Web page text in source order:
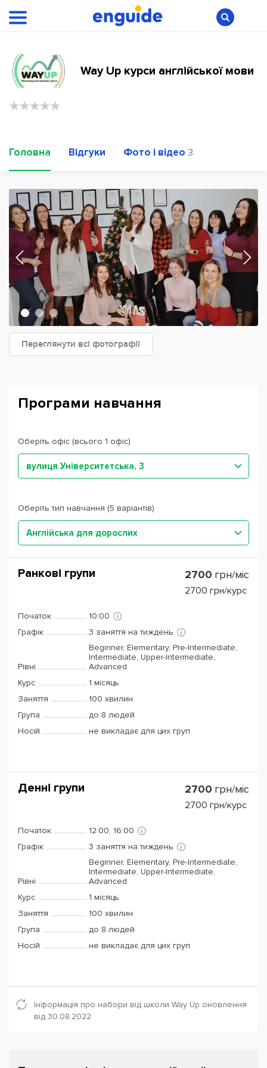
Way Up курси англійської мови
Головна Відгуки Фото і відео 3
Переглянути всі фотографії
Програми навчання
Оберіть офіс (всього 1 офіс)
вулиця Університетська, 3
Оберіть тип навчання (5 варіантів)
Англійська для дорослих
Ранкові групи 2700 грн/міс
2700 грн/курс
Початок
10:00
Графік
3 заняття на тиждень
Рівні
Beginner, Elementary, Pre-Intermediate,
Intermediate, Upper-Intermediate,
Advanced
Курс
1 місяць
Заняття
100 хвилин
Група
до 8 людей
Носій
не викладає для цих груп
Денні групи 2700 грн/міс
2700 грн/курс
Початок
12:00, 16:00
Графік
3 заняття на тиждень
Рівні
Beginner, Elementary, Pre-Intermediate,
Intermediate, Upper-Intermediate,
Advanced
Курс
1 місяць
Заняття
100 хвилин
Група
до 8 людей
Носій
не викладає для цих груп
Інформація про набори від школи Way Up оновлення
від 30.08.2022